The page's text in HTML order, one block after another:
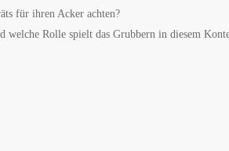
für ihren Acker achten?
Rolle spielt das Grubbern in diesem